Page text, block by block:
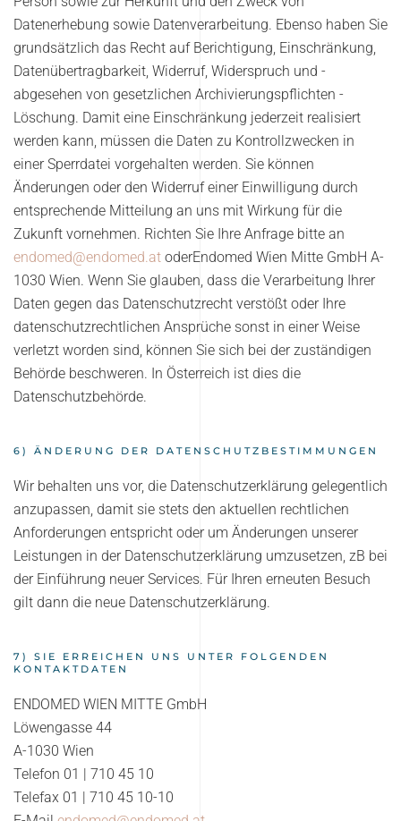
Datenerhebung sowie Datenverarbeitung. Ebenso haben Sie
grundsätzlich das Recht auf Berichtigung, Einschränkung,
Datenübertragbarkeit, Widerruf, Widerspruch und -
abgesehen von gesetzlichen Archivierungspflichten -
Löschung. Damit eine Einschränkung jederzeit realisiert
werden kann, müssen die Daten zu Kontrollzwecken in
einer Sperrdatei vorgehalten werden. Sie können
Änderungen oder den Widerruf einer Einwilligung durch
entsprechende Mitteilung an uns mit Wirkung für die
Zukunft vornehmen. Richten Sie Ihre Anfrage bitte an
endomed@endomed.at oderEndomed Wien Mitte GmbH A-
1030 Wien. Wenn Sie glauben, dass die Verarbeitung Ihrer
Daten gegen das Datenschutzrecht verstößt oder Ihre
datenschutzrechtlichen Ansprüche sonst in einer Weise
verletzt worden sind, können Sie sich bei der zuständigen
Behörde beschweren. In Österreich ist dies die
Datenschutzbehörde.
6) ÄNDERUNG DER DATENSCHUTZBESTIMMUNGEN
Wir behalten uns vor, die Datenschutzerklärung gelegentlich
anzupassen, damit sie stets den aktuellen rechtlichen
Anforderungen entspricht oder um Änderungen unserer
Leistungen in der Datenschutzerklärung umzusetzen, zB bei
der Einführung neuer Services. Für Ihren erneuten Besuch
gilt dann die neue Datenschutzerklärung.
7) SIE ERREICHEN UNS UNTER FOLGENDEN
KONTAKTDATEN
ENDOMED WIEN MITTE GmbH
Löwengasse 44
A-1030 Wien
Telefon 01 | 710 45 10
Telefax 01 | 710 45 10-10